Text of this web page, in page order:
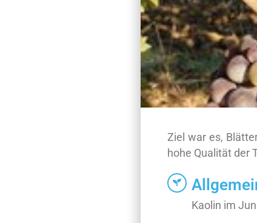
Ziel war es,
hohe Qualität der
Kaolin im